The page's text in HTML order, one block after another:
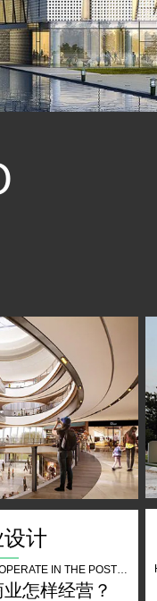
计
怎样经营？